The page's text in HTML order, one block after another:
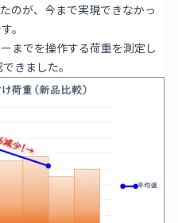
のが、今まで実現できなかっ
。
までを操作する荷重を測定し
きました。